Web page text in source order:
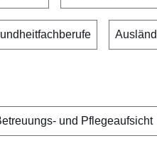
und Pflegeaufsicht